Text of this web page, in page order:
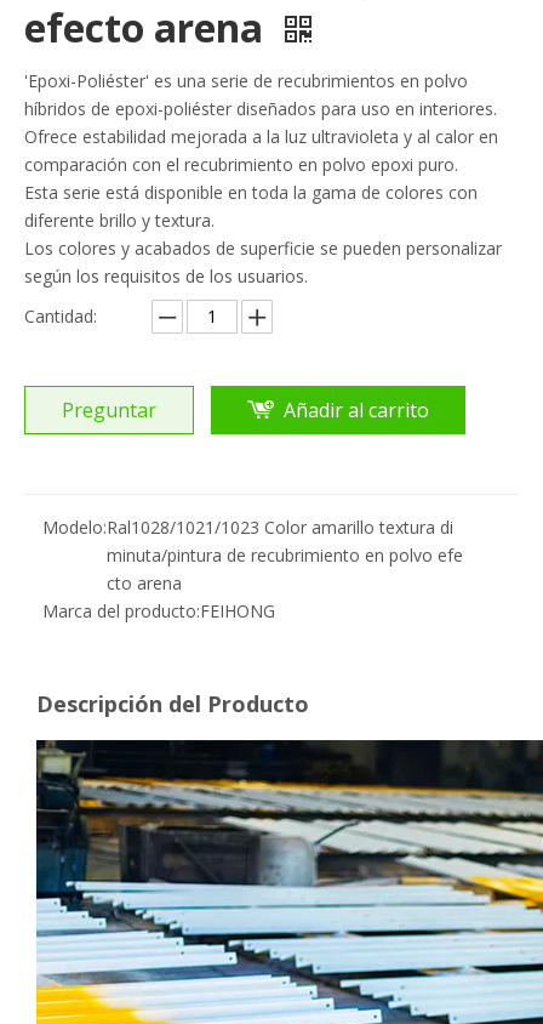
efecto arena
'Epoxi-Poliéster' es una serie de recubrimientos en polvo
híbridos de epoxi-poliéster diseñados para uso en interiores.
Ofrece estabilidad mejorada a la luz ultravioleta y al calor en
comparación con el recubrimiento en polvo epoxi puro.
Esta serie está disponible en toda la gama de colores con
diferente brillo y textura.
Los colores y acabados de superficie se pueden personalizar
según los requisitos de los usuarios.
Cantidad:
Preguntar Añadir al carrito
Modelo:Ral1028/1021/1023 Color amarillo textura di
minuta/pintura de recubrimiento en polvo efe
cto arena
Marca del producto:FEIHONG
Descripción del Producto